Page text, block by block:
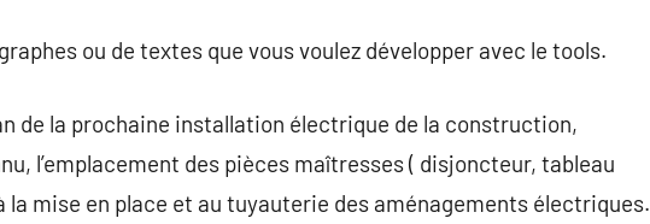
ou de textes que vous voulez développer avec le tools.
de la prochaine installation électrique de la construction,
l’emplacement des pièces maîtresses ( disjoncteur, tableau
mise en place et au tuyauterie des aménagements électriques.